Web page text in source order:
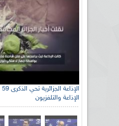
الإذاعة والتلفزيون